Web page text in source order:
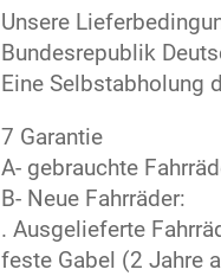
Unsere
Bundesrepublik
Eine Selbstabholung
7 Garantie
A- gebrauchte
B- Neue Fahrräder:
. Ausgelieferte
feste Gabel (2 Jahre